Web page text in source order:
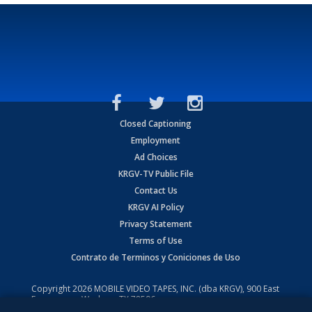
Closed Captioning
Employment
Ad Choices
KRGV-TV Public File
Contact Us
KRGV AI Policy
Privacy Statement
Terms of Use
Contrato de Terminos y Coniciones de Uso
Copyright2026 MOBILE VIDEO TAPES, INC. (dba KRGV), 900 East
Expressway, Weslaco, TX 78596.